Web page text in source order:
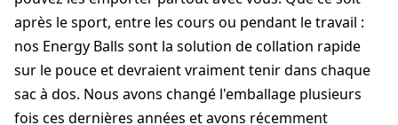
après le sport, entre les cours ou pendant le travail :
nos Energy Balls sont la solution de collation rapide
sur le pouce et devraient vraiment tenir dans chaque
sac à dos. Nous avons changé l'emballage plusieurs
fois ces dernières années et avons récemment